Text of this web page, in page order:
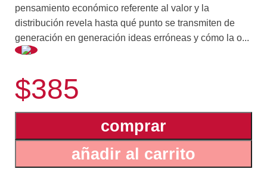
pensamiento económico referente al valor y la
distribución revela hasta qué punto se transmiten de
generación en generación ideas erróneas y cómo la o...
defensoras del status quo, limitando el conocimiento
cabal de los problemas económicos y retrasando el
que a nivel académico comenzó a sacudir el cuidado
aparato analítico de la economía política permitiendo la
irrupción de ideas no demasiado ortodoxas y a veces
$385
añadir al carrito
comprar